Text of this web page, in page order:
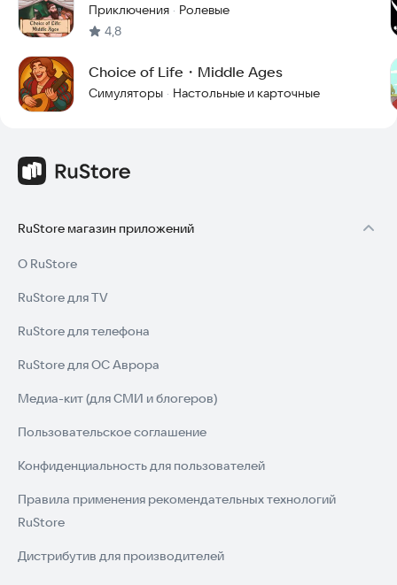
Приключения · Ролевые
4,8
Choice of Life・Middle Ages
Симуляторы · Настольные и карточные
RuStore магазин приложений
О RuStore
RuStore для TV
RuStore для телефона
RuStore для ОС Аврора
Медиа-кит (для СМИ и блогеров)
Пользовательское соглашение
Конфиденциальность для пользователей
Правила применения рекомендательных технологий
RuStore
Дистрибутив для производителей